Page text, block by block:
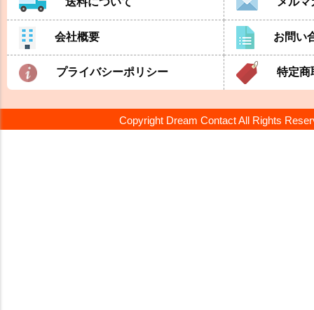
会社概要 お問い
プライバシーポリシー 特定商
Copyright Dream Contact All Rights